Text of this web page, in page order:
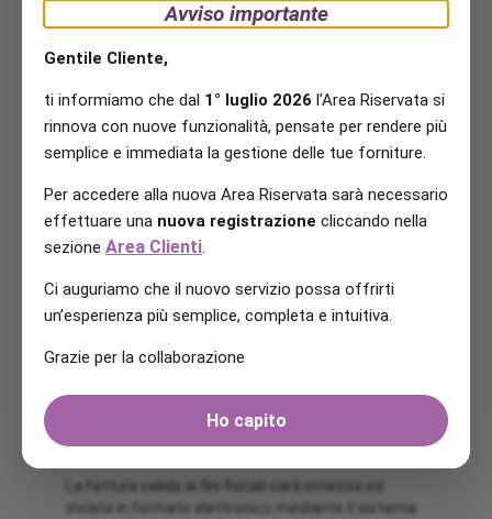
Avviso importante
Gentile Cliente,
ti informiamo che dal 1° luglio 2026 l’Area Riservata si
rinnova con nuove funzionalità, pensate per rendere più
semplice e immediata la gestione delle tue forniture.
Per accedere alla nuova Area Riservata sarà necessario
effettuare una nuova registrazione cliccando nella
sezione Area Clienti.
Ci auguriamo che il nuovo servizio possa offrirti
un’esperienza più semplice, completa e intuitiva.
Grazie per la collaborazione
Ho capito
DURATA E RINNOVO
Le condizioni economiche saranno applicate a
per 12 mesi. Qualora l’attivazione della fornitura
non coincidesse con il primo giorno del mese, la
durata delle CTE sarà estesa fino al termine del
mese solare in cui è prevista la scadenza. Con un
preavviso non inferiore a 3 mesi rispetto alla
economiche, Tua S.r.l. comunicherà in forma
scritta al cliente le nuove condizioni economiche di
validità. In assenza di tale comunicazione, le
presenti condizioni economiche s’intenderanno
Tua S.r.l., effettuata sempre con un preavviso non
FATTURAZIONE
La fattura valida ai fini fiscali sarà emessa ed
inviata in formato elettronico mediante il sistema